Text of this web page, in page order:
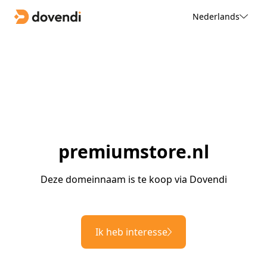
Nederlands
premiumstore.nl
Deze domeinnaam is te koop via Dovendi
Ik heb interesse